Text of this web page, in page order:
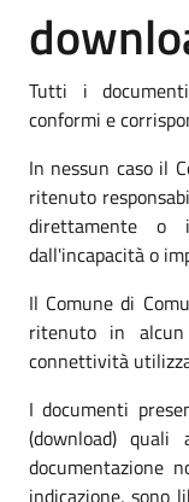
Tutti i
conformi e
In nessun caso il
ritenuto
direttamente o
dall'incapacità o
Il Comune di
ritenuto in
connettività
I documenti
(download) quali
documentazione
indicazione, sono